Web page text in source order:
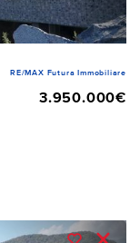
RE/MAX Futura Immobiliare
3.950.000€